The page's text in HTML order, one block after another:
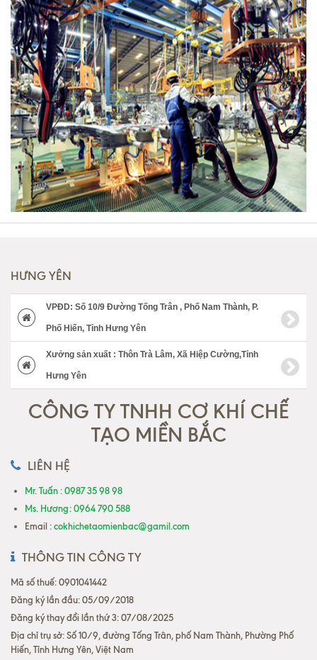
HƯNG YÊN
VPĐD: Số 10/9 Đường Tống Trân , Phố Nam Thành, P.
Phố Hiến, Tỉnh Hưng Yên
Xưởng sản xuất : Thôn Trà Lâm, Xã Hiệp Cường,Tỉnh
Hưng Yên
CÔNG TY TNHH CƠ KHÍ CHẾ
TẠO MIỀN BẮC
LIÊN HỆ
Mr. Tuấn : 0987 35 98 98
Ms. Hương: 0964 790 588
Email :cokhichetaomienbac@gamil.com
THÔNG TIN CÔNG TY
Mã số thuế: 0901041442
Đăng ký lần đầu: 05/09/2018
Đăng ký thay đổi lần thứ 3: 07/08/2025
Địa chỉ trụ sở: Số 10/9, đường Tống Trân, phố Nam Thành, Phường Phố
Hiến, Tỉnh Hưng Yên, Việt Nam